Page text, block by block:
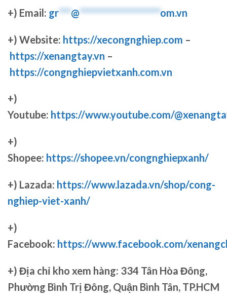
+) Email: gr***@********************om.vn
+) Website: https://xecongnghiep.com –
https://xenangtay.vn –
https://congnghiepvietxanh.com.vn
+)
Youtube: https://www.youtube.com/
+)
Shopee: https://shopee.vn/congnghiepxanh/
+) Lazada: https://www.lazada.vn/shop/cong-
nghiep-viet-xanh/
+)
Facebook: https://www.facebook.com/
+) Địa chỉ kho xem hàng: 334 Tân Hòa Đông,
Phường Bình Trị Đông, Quận Bình Tân, TP.HCM